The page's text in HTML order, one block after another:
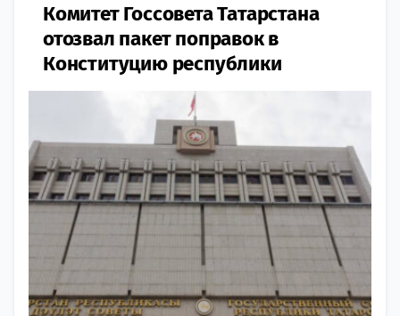
Комитет Госсовета Татарстана
отозвал пакет поправок в
Конституцию республики